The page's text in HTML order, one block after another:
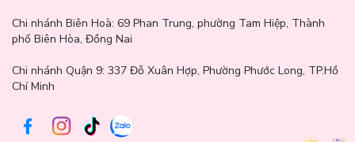
Hướng dẫn sử dụng:
- Nhẹ nhàng lau mặt, mắt và môi theo chuyển động tròn (riêng
Chi nhánh Biên Hoà: 69 Phan Trung, phường Tam Hiệp, Thành
phố Biên Hòa, Đồng Nai
Chi nhánh Quận 9: 337 Đỗ Xuân Hợp, Phường Phước Long, TP.Hồ
Chí Minh